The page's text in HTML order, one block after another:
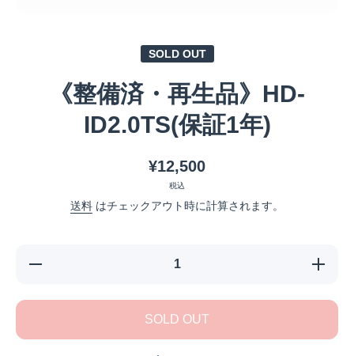
SOLD OUT
《整備済・再生品》HD-
ID2.0TS(保証1年)
¥12,500
税込
送料 はチェックアウト時に計算されます。
《整備済・
ID2.0TS(保
《整備済
ID2.0TS(
量を増や
SOLD OUT